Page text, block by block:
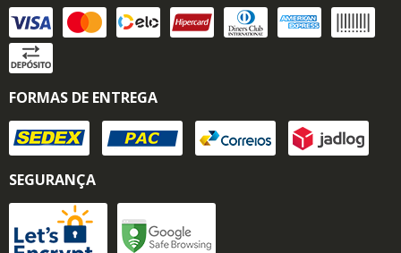
FORMAS DE ENTREGA
SEGURANÇA